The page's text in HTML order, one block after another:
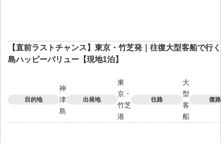
【直前ラストチャンス】東京・竹芝発｜往復大型客船で行
島ハッピーバリュー【現地1泊】
目的地
神
津
島
出発地
東
京・
竹芝
港
往路
大
型
客
船
復路